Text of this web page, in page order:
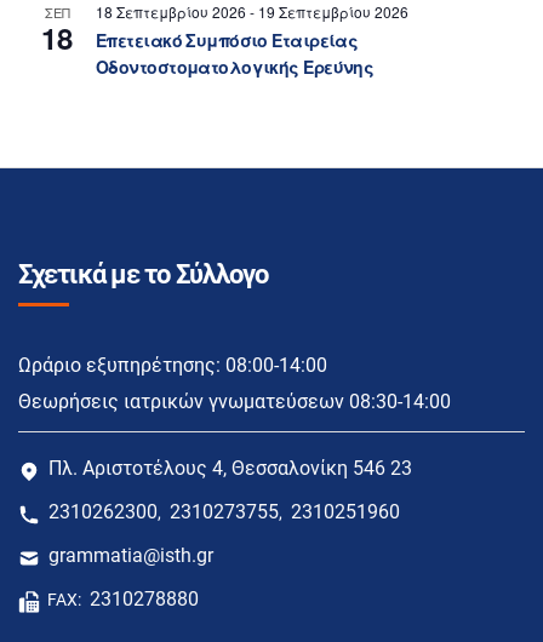
ΣΕΠ
18
18 Σεπτεμβρίου 2026 - 19 Σεπτεμβρίου 2026
Επετειακό Συμπόσιο Εταιρείας
Οδοντοστοματολογικής Ερεύνης
Σχετικά με το Σύλλογο
Ωράριο εξυπηρέτησης: 08:00-14:00
Θεωρήσεις ιατρικών γνωματεύσεων 08:30-14:00
Πλ. Αριστοτέλους 4, Θεσσαλονίκη 546 23
2310262300, 2310273755, 2310251960
grammatia@isth.gr
FAX: 2310278880